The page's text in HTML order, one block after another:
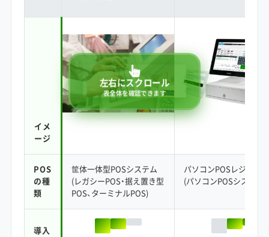
イメ
ージ
POS
の種
類
筐体一体型POSシステム
(レガシーPOS・据え置き型
POS、ターミナルPOS)
パソコンPOSレジ
(パソコンPOSシステム)
導入
左右にスクロール
表全体を確認できます